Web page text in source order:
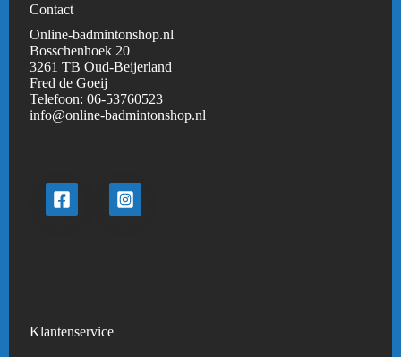
Contact
Online-badmintonshop.nl
Bosschenhoek 20
3261 TB Oud-Beijerland
Fred de Goeij
Telefoon:06-53760523
info@online-badmintonshop.nl
Klantenservice